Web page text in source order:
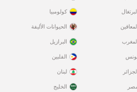
كولومبيا
الحيوانات الأليفة
البرازيل
الفلبين
لبنان
الخليج